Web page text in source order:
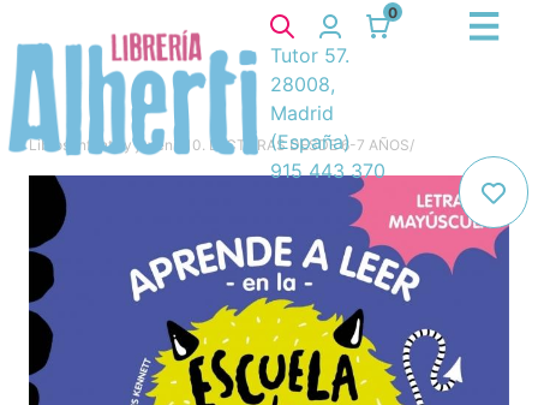
0
Tutor 57.
28008,
Madrid
(España)
915 443 370
Libros Infantil y juvenil 10. LECTURAS DESDE 6-7 AÑOS/